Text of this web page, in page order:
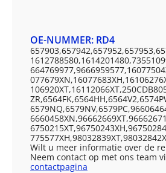
OE-NUMMER: RD4
Wilt u meer informatie over de
Neem contact op met ons team
contactpagina